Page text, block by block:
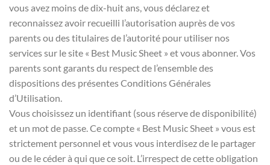
vous avez moins de dix-huit ans, vous déclarez et
reconnaissez avoir recueilli l’autorisation auprès de vos
parents ou des titulaires de l’autorité pour utiliser nos
services sur le site « Best Music Sheet » et vous abonner. Vos
parents sont garants du respect de l’ensemble des
dispositions des présentes Conditions Générales
d’Utilisation.
Vous choisissez un identifiant (sous réserve de disponibilité)
et un mot de passe. Ce compte « Best Music Sheet » vous est
strictement personnel et vous vous interdisez de le partager
ou de le céder à qui que ce soit. L’irrespect de cette obligation